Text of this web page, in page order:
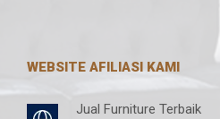
WEBSITE AFILIASI KAMI
Jual Furniture Terbaik